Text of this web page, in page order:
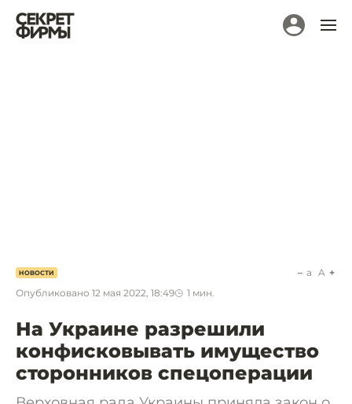
НОВОСТИ
Опубликовано 12 мая 2022, 18:49 1 мин.
a A
На Украине разрешили
конфисковывать имущество
сторонников спецоперации